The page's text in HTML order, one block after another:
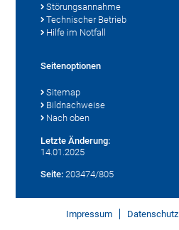
Störungsannahme
Technischer Betrieb
Hilfe im Notfall
Seitenoptionen
Sitemap
Bildnachweise
Nach oben
Letzte Änderung:
14.01.2025
Seite: 203474/805
Impressum Datenschutz